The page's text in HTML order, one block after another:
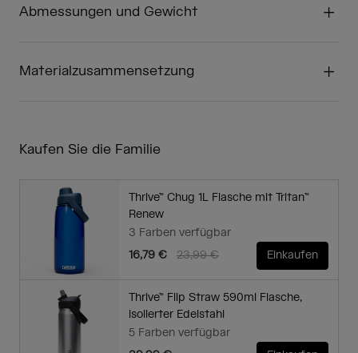
Abmessungen und Gewicht
Materialzusammensetzung
Kaufen Sie die Familie
Thrive™ Chug 1L Flasche mit Tritan™
Renew
3 Farben verfügbar
Price reduced from
23,99 €to
16,79 € Einkaufen
Thrive™ Flip Straw 590ml Flasche,
isolierter Edelstahl
5 Farben verfügbar